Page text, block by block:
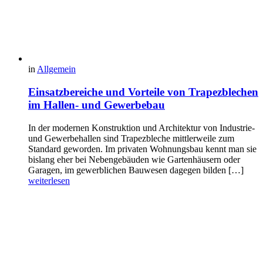
in Allgemein
Einsatzbereiche und Vorteile von Trapezblechen
im Hallen- und Gewerbebau
In der modernen Konstruktion und Architektur von Industrie-
und Gewerbehallen sind Trapezbleche mittlerweile zum
Standard geworden. Im privaten Wohnungsbau kennt man sie
bislang eher bei Nebengebäuden wie Gartenhäusern oder
Garagen, im gewerblichen Bauwesen dagegen bilden […]
weiterlesen